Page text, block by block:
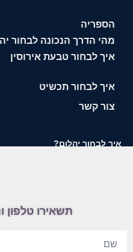
הספריה
מהי הדרך הנכונה לבחור
איך לבחור טבעת אירוסין
איך לבחור תכשיט
צור קשר
איך לבחור יהלום?
תשאירו טלפון